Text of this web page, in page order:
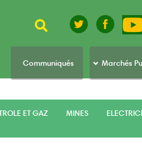
Rechercher
topCommuniqués Marchés
ET GAZ MINES